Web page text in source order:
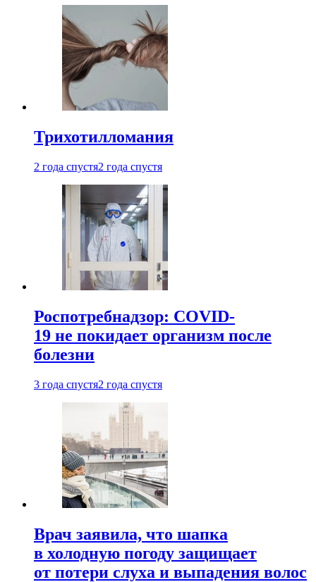
Трихотилломания
2 года спустя2 года спустя
Роспотребнадзор: COVID-
19 не покидает организм после
болезни
3 года спустя2 года спустя
Врач заявила, что шапка
в холодную погоду защищает
от потери слуха и выпадения волос